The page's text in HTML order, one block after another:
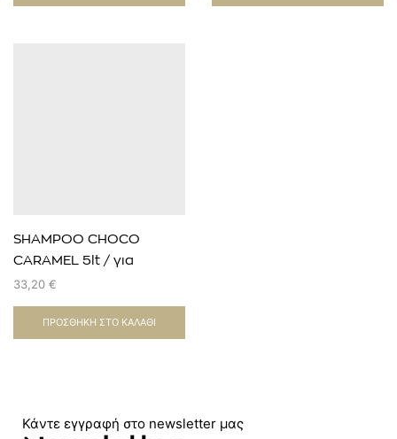
SHAMPOO CHOCO
CARAMEL 5lt / για
βαμμένα μαλλιά
33,20 €
ΠΡΟΣΘΉΚΗ ΣΤΟ ΚΑΛΆΘΙ
Κάντε εγγραφή στο newsletter μας